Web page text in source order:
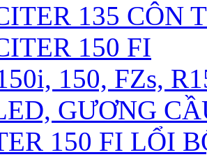
135 CÔN
150 FI
150, FZs,
GƯƠNG
150 FI LỔI